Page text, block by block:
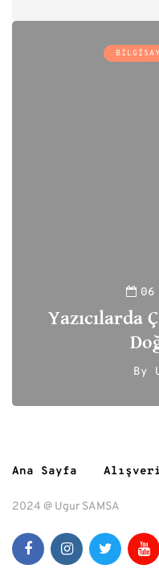
Yazıcılarda
By
Ana Sayfa
2024 @ Ugur SAMSA